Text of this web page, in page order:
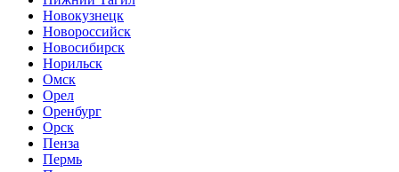
Новокузнецк
Новороссийск
Новосибирск
Норильск
Омск
Орел
Оренбург
Орск
Пенза
Пермь